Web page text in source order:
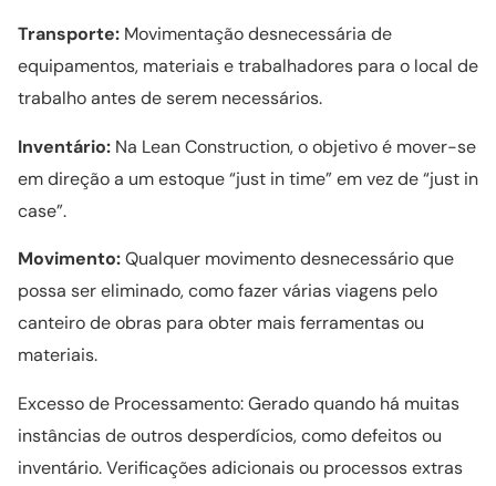
Transporte: Movimentação desnecessária de
equipamentos, materiais e trabalhadores para o local de
trabalho antes de serem necessários.
Inventário: Na Lean Construction, o objetivo é mover-se
em direção a um estoque “just in time” em vez de “just in
case”.
Movimento:Qualquer movimento desnecessário que
possa ser eliminado, como fazer várias viagens pelo
canteiro de obras para obter mais ferramentas ou
materiais.
Excesso de Processamento: Gerado quando há muitas
instâncias de outros desperdícios, como defeitos ou
inventário. Verificações adicionais ou processos extras